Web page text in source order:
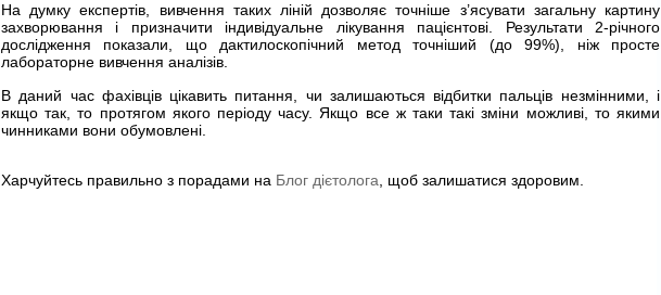
На думку експертів, вивчення таких ліній дозволяє точніше з’ясувати загальну картину
захворювання і призначити індивідуальне лікування пацієнтові. Результати 2-річного
дослідження показали, що дактилоскопічний метод точніший (до 99%), ніж просте
лабораторне вивчення аналізів.
В даний час фахівців цікавить питання, чи залишаються відбитки пальців незмінними, і
якщо так, то протягом якого періоду часу. Якщо все ж таки такі зміни можливі, то якими
чинниками вони обумовлені.
Харчуйтесь правильно з порадами на Блог дієтолога , щоб залишатися здоровим.